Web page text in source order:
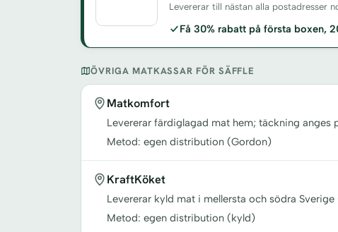
Levererar till nästan alla postadresser
Få 30% rabatt på första boxen,
ÖVRIGA MATKASSAR FÖR SÄFFLE
Matkomfort
Levererar färdiglagad mat hem; täckning anges
Metod: egen distribution (Gordon)
KraftKöket
Levererar kyld mat i mellersta och södra
Metod: egen distribution (kyld)